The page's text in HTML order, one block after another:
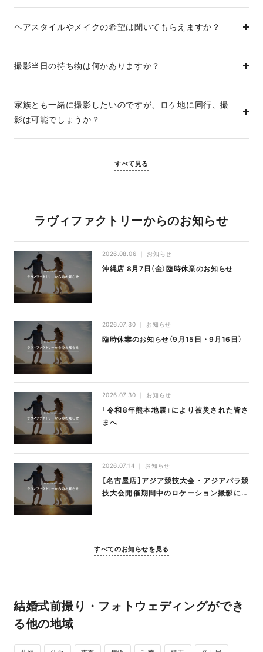
ヘアスタイルやメイクの希望は聞いてもらえますか？
撮影当日の持ち物は何かありますか？
家族とも一緒に撮影したいのですが、ロケ地に同行、撮
影は可能でしょうか？
すべて見る
ラヴィファクトリーからのお知らせ
2026.08.06 お知らせ
沖縄店 8月7日（金）臨時休業のお知らせ
2026.07.30 お知らせ
臨時休業のお知らせ（9月15日・9月16日）
2026.07.30 お知らせ
「令和8年熊本地震」により被災された皆さ
まへ
2026.07.14 お知らせ
【名古屋店】アジア競技大会・アジアパラ競
技大会開催期間中のロケーション撮影につ
すべてのお知らせを見る
結婚式前撮り・フォトウェディングができ
る他の地域